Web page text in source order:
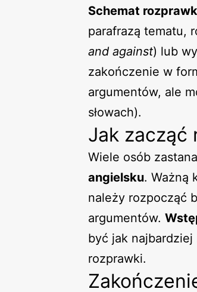
Schemat
parafrazą tematu,
and against) lub
zakończenie w
argumentów, ale
słowach).
Jak zacząć
Wiele osób
angielsku. Ważną
należy rozpocząć
argumentów.
być jak
rozprawki.